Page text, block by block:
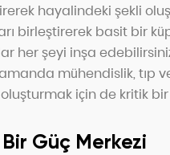
hayalindeki şekli
birleştirerek basit bir
her şeyi inşa
mühendislik, tıp
için de kritik
Güç Merkezi